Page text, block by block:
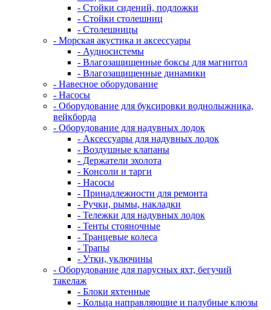
- Стойки сидений, подложки
- Стойки столешниц
- Столешницы
- Морская акустика и аксессуары
- Аудиосистемы
- Влагозащищенные боксы для магнитол
- Влагозащищенные динамики
- Навесное оборудование
- Насосы
- Оборудование для буксировки воднолыжника,
вейкборда
- Оборудование для надувных лодок
- Аксессуары для надувных лодок
- Воздушные клапаны
- Держатели эхолота
- Консоли и тарги
- Насосы
- Принадлежности для ремонта
- Ручки, рымы, накладки
- Тележки для надувных лодок
- Тенты стояночные
- Транцевые колеса
- Трапы
- Утки, уключины
- Оборудование для парусных яхт, бегучий
такелаж
- Блоки яхтенные
- Кольца направляющие и палубные клюзы